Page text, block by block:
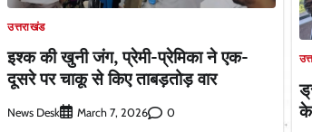
उत्तराखंड
इश्क की खुनी जंग, प्रेमी-प्रेमिका ने एक-
दूसरे पर चाकू से किए ताबड़तोड़ वार
News Desk March 7, 2026 0